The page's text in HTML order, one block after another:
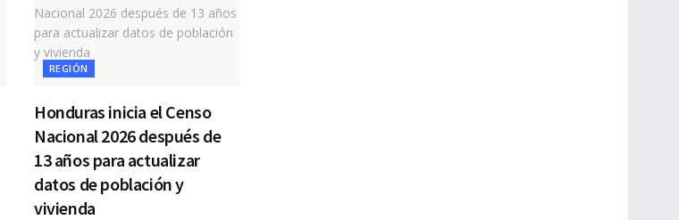
REGIÓN
Honduras inicia el Censo
Nacional 2026 después de
13 años para actualizar
datos de población y
vivienda